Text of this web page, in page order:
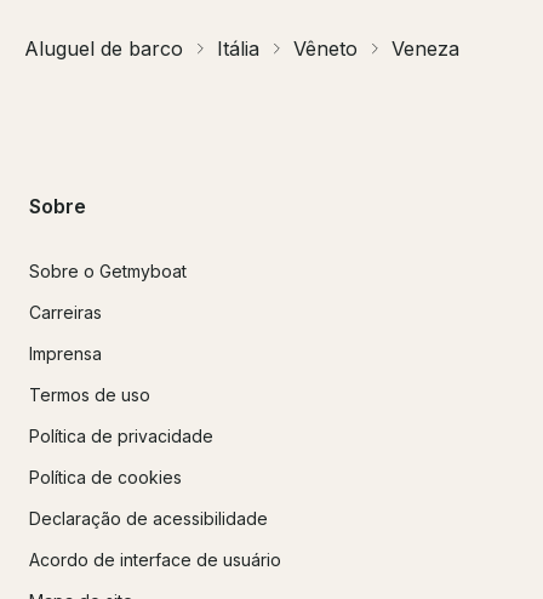
Aluguel de barco Itália Vêneto Veneza
Sobre
Sobre o Getmyboat
Carreiras
Imprensa
Termos de uso
Política de privacidade
Política de cookies
Declaração de acessibilidade
Acordo de interface de usuário